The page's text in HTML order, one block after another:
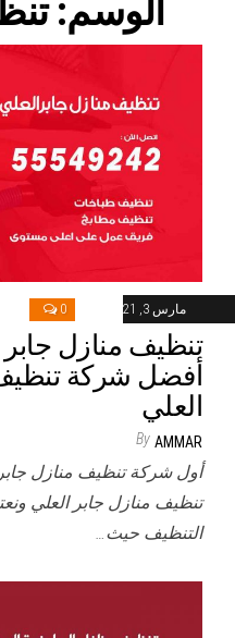
الوسم:
مارس 3, 2021 0
أفضل شركة
العلي
By AMMAR
أول شركة تنظيف منازل
تنظيف منازل جابر العلي
التنظيف حيث…